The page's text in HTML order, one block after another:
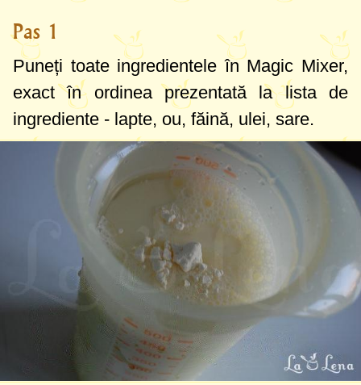
Pas 1
Puneți toate ingredientele în Magic Mixer,
exact în ordinea prezentată la lista de
ingrediente - lapte, ou, făină, ulei, sare.